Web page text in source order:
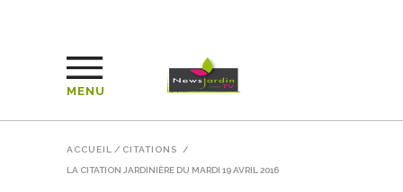
MENU
ACCUEIL / CITATIONS /
LA CITATION JARDINIÈRE DU MARDI 19 AVRIL 2016